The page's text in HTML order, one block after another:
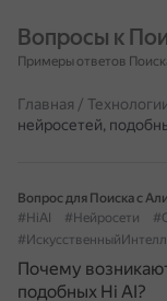
Вопросы к
Примеры ответов
Главная /
нейросетей,
Вопрос для Поиска с
#HiAI
#Нейросети
Почему
подобных Hi AI?